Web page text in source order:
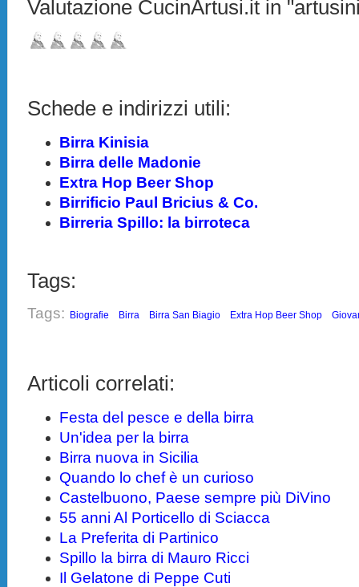
Valutazione CucinArtusi.it in
Schede e indirizzi utili:
Birra Kinisia
Birra delle Madonie
Extra Hop Beer Shop
Birrificio Paul Bricius & Co.
Birreria Spillo: la birroteca
Tags:
Tags: Biografie Birra Birra San Biagio Extra Hop Beer Shop
Articoli correlati:
Festa del pesce e della birra
Un'idea per la birra
Birra nuova in Sicilia
Quando lo chef è un curioso
Castelbuono, Paese sempre più DiVino
55 anni Al Porticello di Sciacca
La Preferita di Partinico
Spillo la birra di Mauro Ricci
Il Gelatone di Peppe Cuti